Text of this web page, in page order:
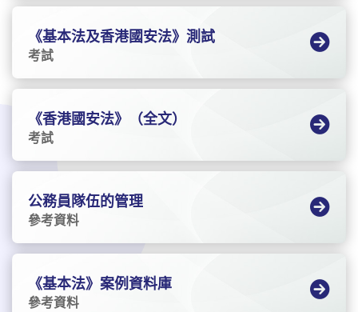
《基本法及香港國安法》測試
考試
《香港國安法》（全文）
考試
公務員隊伍的管理
參考資料
《基本法》案例資料庫
參考資料